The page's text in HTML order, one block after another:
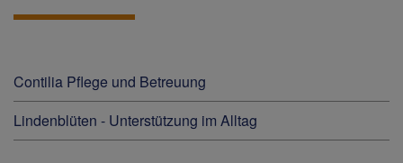
Contilia Pflege und Betreuung
Lindenblüten - Unterstützung im Alltag